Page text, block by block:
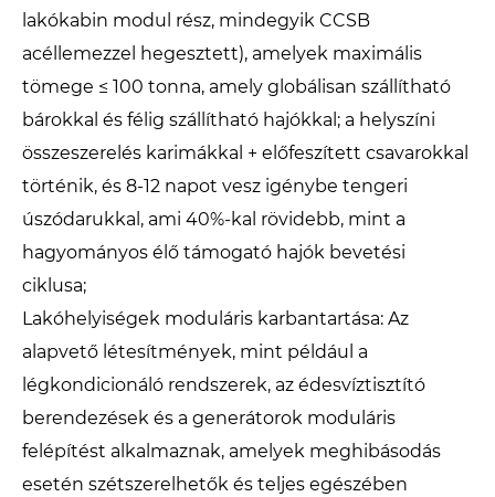
lakókabin modul rész, mindegyik CCSB
acéllemezzel hegesztett), amelyek maximális
tömege ≤ 100 tonna, amely globálisan szállítható
bárokkal és félig szállítható hajókkal; a helyszíni
összeszerelés karimákkal + előfeszített csavarokkal
történik, és 8-12 napot vesz igénybe tengeri
úszódarukkal, ami 40%-kal rövidebb, mint a
hagyományos élő támogató hajók bevetési
ciklusa;
Lakóhelyiségek moduláris karbantartása: Az
alapvető létesítmények, mint például a
légkondicionáló rendszerek, az édesvíztisztító
berendezések és a generátorok moduláris
felépítést alkalmaznak, amelyek meghibásodás
esetén szétszerelhetők és teljes egészében